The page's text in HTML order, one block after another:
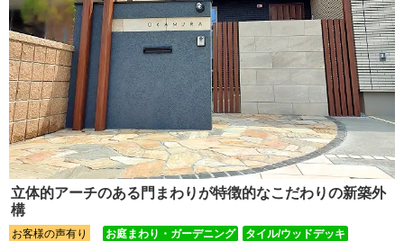
立体的アーチのある門まわりが特徴的なこだわりの新築外
構
お客様の声有り お庭まわり・ガーデニング
タイル/ウッドデッキ